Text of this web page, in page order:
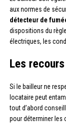
aux normes de
détecteur de
dispositions du
électriques, les
Les
Si le bailleur ne
locataire peut
tout d’abord
pour déterminer les